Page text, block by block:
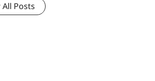
All Posts